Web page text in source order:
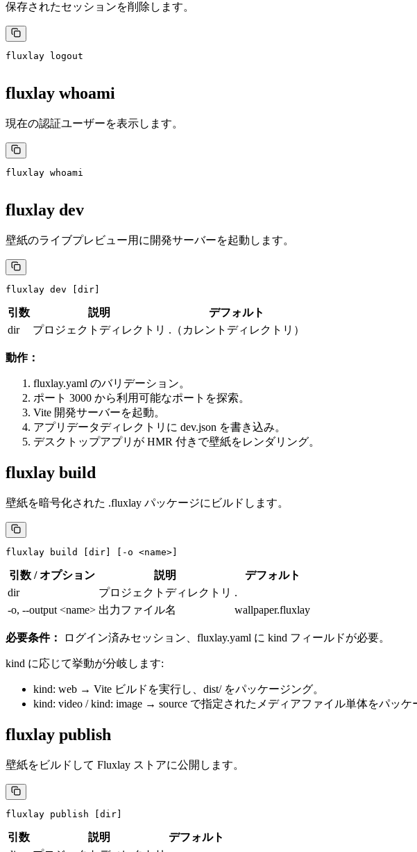
保存されたセッションを削除します。
fluxlay logout
fluxlay whoami
現在の認証ユーザーを表示します。
fluxlay whoami
fluxlay dev
壁紙のライブプレビュー用に開発サーバーを起動します。
fluxlay dev [dir]
引数 説明
デフォルト
dir
プロジェクトディレクトリ . （カレントディレクトリ）
動作：
fluxlay.yaml のバリデーション。
ポート 3000 から利用可能なポートを探索。
Vite 開発サーバーを起動。
アプリデータディレクトリに dev.json を書き込み。
デスクトップアプリが HMR 付きで壁紙をレンダリング。
fluxlay build
壁紙を暗号化された .fluxlay パッケージにビルドします。
fluxlay build [dir] [-o <name>]
引数 / オプション 説明
デフォルト
dir
プロジェクトディレクトリ .
-o, --output <name> 出力ファイル名 wallpaper.fluxlay
必要条件： ログイン済みセッション、 fluxlay.yaml に kind フィールドが必要。
kind に応じて挙動が分岐します:
kind: web → Vite ビルドを実行し、 dist/をパッケージング。
kind: video /kind: image → source で指定されたメディアファイル単体をパッケ
fluxlay publish
壁紙をビルドして Fluxlay ストアに公開します。
fluxlay publish [dir]
引数 説明
デフォルト